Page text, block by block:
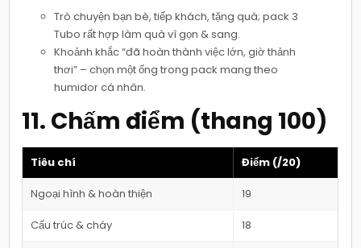
Trò chuyện bạn bè, tiếp khách, tặng quà; pack 3
Tubo rất hợp làm quà vì gọn & sang.
Khoảnh khắc “đã hoàn thành việc lớn, giờ thảnh
thơi” – chọn một ống trong pack mang theo
humidor cá nhân.
11. Chấm điểm (thang 100)
Tiêu chí Điểm (/20)
Ngoại hình & hoàn thiện 19
Cấu trúc & cháy 18